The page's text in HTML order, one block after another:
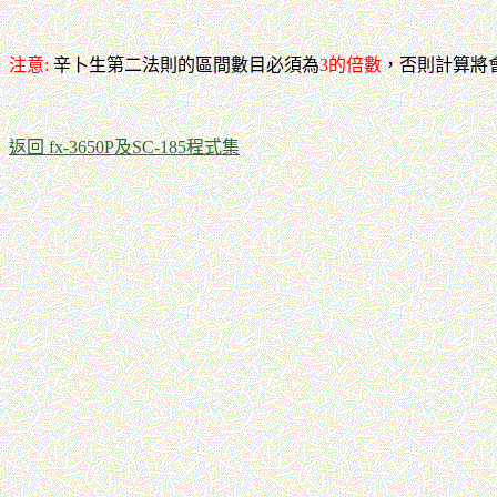
注意:辛卜生第二法則的區間數目必須為3的倍數，否則計算將
返回 fx-3650P及SC-185程式集